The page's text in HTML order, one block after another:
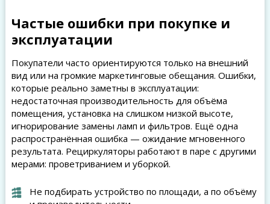
Частые ошибки при покупке и
эксплуатации
Покупатели часто ориентируются только на внешний
вид или на громкие маркетинговые обещания. Ошибки,
которые реально заметны в эксплуатации:
недостаточная производительность для объёма
помещения, установка на слишком низкой высоте,
игнорирование замены ламп и фильтров. Ещё одна
распространённая ошибка — ожидание мгновенного
результата. Рециркуляторы работают в паре с другими
мерами: проветриванием и уборкой.
Не подбирать устройство по площади, а по объёму